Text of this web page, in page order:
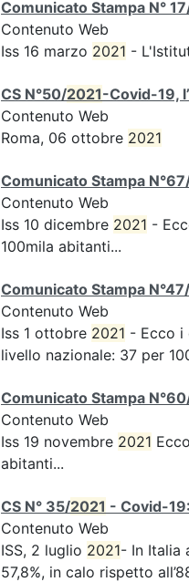
Comunicato Stampa N°
Contenuto Web
Iss 16 marzo 2021 -
CS N°50/2021-Covid-19,
Contenuto Web
Roma, 06 ottobre 2021
Comunicato Stampa
Contenuto Web
Iss 10 dicembre 2021 -
100mila abitanti...
Comunicato Stampa N°47/
Contenuto Web
Iss 1 ottobre 2021 - Ecco i
livello nazionale: 37 per
Comunicato Stampa
Contenuto Web
Iss 19 novembre 2021
abitanti...
CS N° 35/2021 - Covid-
Contenuto Web
ISS, 2 luglio 2021- In Italia
57,8%, in calo rispetto